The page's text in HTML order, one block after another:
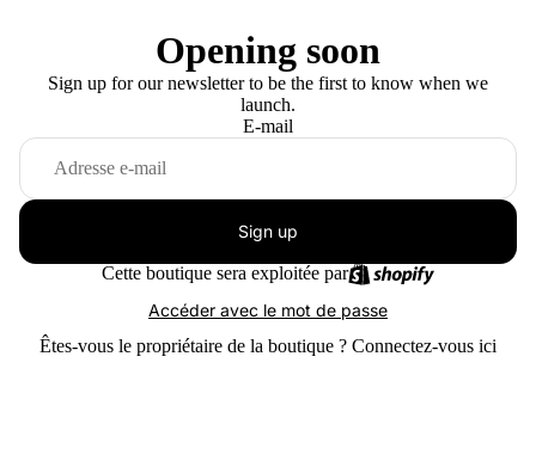
Opening soon
Sign up for our newsletter to be the first to know when we
launch.
E-mail
Sign up
Cette boutique sera exploitée par
Accéder avec le mot de passe
Êtes-vous le propriétaire de la boutique ? Connectez-vous ici